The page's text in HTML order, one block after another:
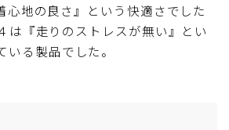
心地の良さ』という快適さでした
は『走りのストレスが無い』とい
る製品でした。